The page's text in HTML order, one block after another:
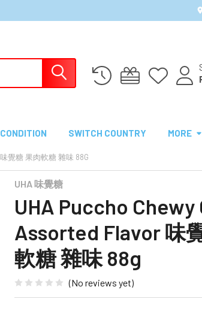
SWITCH COUNTRY MORE
味覺糖 果肉軟糖 雜味 88G
UHA 味覺糖
UHA Puccho Chewy
Assorted Flavor 味
軟糖 雜味 88g
(No reviews yet)